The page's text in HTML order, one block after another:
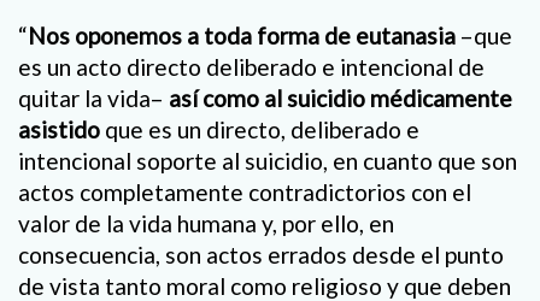
“Nos oponemos a toda forma de eutanasia –que
es un acto directo deliberado e intencional de
quitar la vida– así como al suicidio médicamente
asistido que es un directo, deliberado e
intencional soporte al suicidio, en cuanto que son
actos completamente contradictorios con el
valor de la vida humana y, por ello, en
consecuencia, son actos errados desde el punto
de vista tanto moral como religioso y que deben